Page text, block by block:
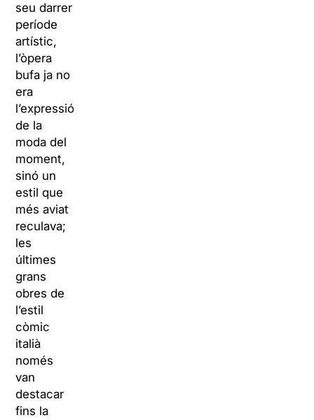
seu darrer
període
artístic,
l’òpera
bufa ja no
era
l’expressió
de la
moda del
moment,
sinó un
estil que
més aviat
reculava;
les
últimes
grans
obres de
l’estil
còmic
italià
només
van
destacar
fins la